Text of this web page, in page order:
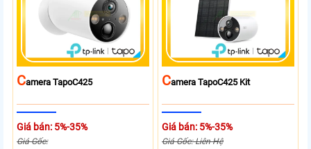
CAmera TapoC425
Giá bán: 5%-35%
Giá Gốc:
CAmera TapoC425 Kit
Giá bán: 5%-35%
Giá Gốc: Liên Hệ